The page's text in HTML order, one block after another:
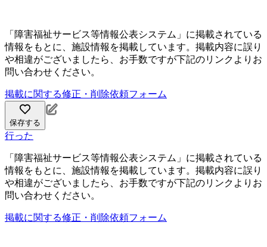
「障害福祉サービス等情報公表システム」に掲載されている
情報をもとに、施設情報を掲載しています。掲載内容に誤り
や相違がございましたら、お手数ですが下記のリンクよりお
問い合わせください。
掲載に関する修正・削除依頼フォーム
保存する
行った
「障害福祉サービス等情報公表システム」に掲載されている
情報をもとに、施設情報を掲載しています。掲載内容に誤り
や相違がございましたら、お手数ですが下記のリンクよりお
問い合わせください。
掲載に関する修正・削除依頼フォーム